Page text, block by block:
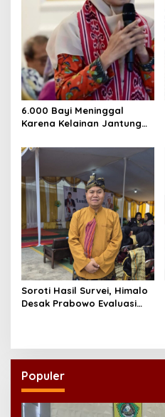
6.000 Bayi Meninggal
Karena Kelainan Jantung
Pemerataan Operasi
Jantung Anak
Soroti Hasil Survei, Himalo
Desak Prabowo Evaluasi
Populer